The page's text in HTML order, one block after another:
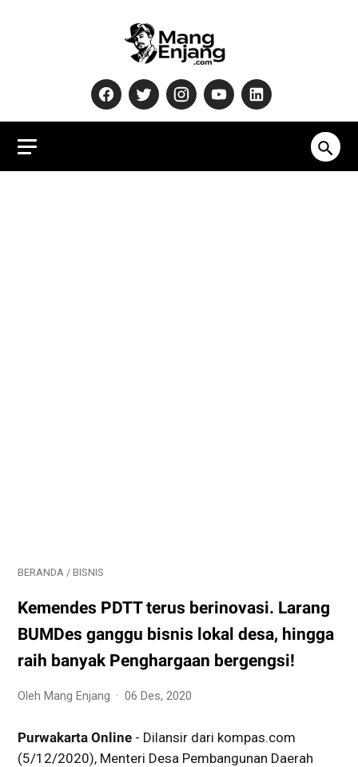
BERANDA / BISNIS
Kemendes PDTT terus berinovasi. Larang
BUMDes ganggu bisnis lokal desa, hingga
raih banyak Penghargaan bergengsi!
Oleh Mang Enjang 06 Des, 2020
Purwakarta Online - Dilansir dari kompas.com
(5/12/2020), Menteri Desa Pembangunan Daerah